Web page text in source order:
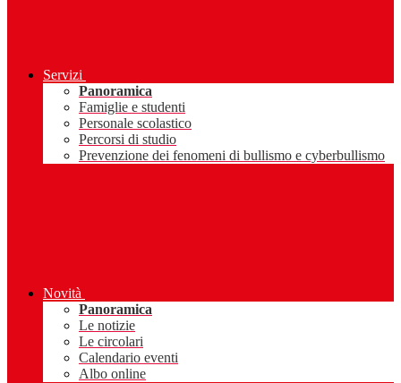
Servizi
Panoramica
Famiglie e studenti
Personale scolastico
Percorsi di studio
Prevenzione dei fenomeni di bullismo e cyberbullismo
Novità
Panoramica
Le notizie
Le circolari
Calendario eventi
Albo online